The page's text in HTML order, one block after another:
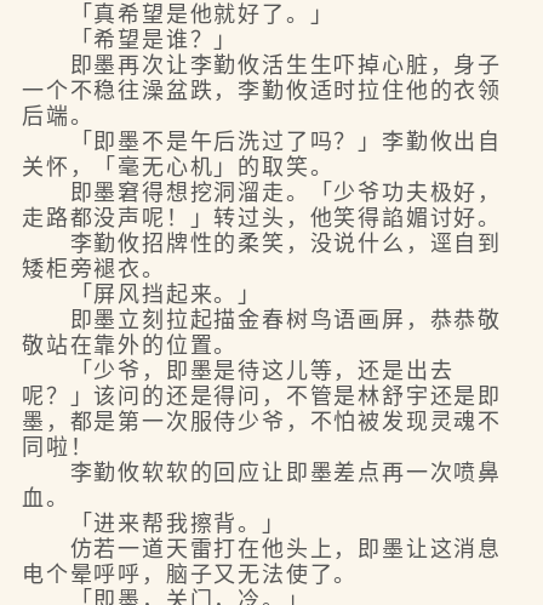
「真希望是他就好了。」
「希望是谁？」
即墨再次让李勤攸活生生吓掉心脏，身子
一个不稳往澡盆跌，李勤攸适时拉住他的衣领
后端。
「即墨不是午后洗过了吗？」李勤攸出自
关怀，「毫无心机」的取笑。
即墨窘得想挖洞溜走。「少爷功夫极好，
走路都没声呢！」转过头，他笑得諂媚讨好。
李勤攸招牌性的柔笑，没说什么，逕自到
矮柜旁褪衣。
「屏风挡起来。」
即墨立刻拉起描金春树鸟语画屏，恭恭敬
敬站在靠外的位置。
「少爷，即墨是待这儿等，还是出去
呢？」该问的还是得问，不管是林舒宇还是即
墨，都是第一次服侍少爷，不怕被发现灵魂不
同啦！
李勤攸软软的回应让即墨差点再一次喷鼻
血。
「进来帮我擦背。」
仿若一道天雷打在他头上，即墨让这消息
电个晕呼呼，脑子又无法使了。
「即墨，关门，冷。」